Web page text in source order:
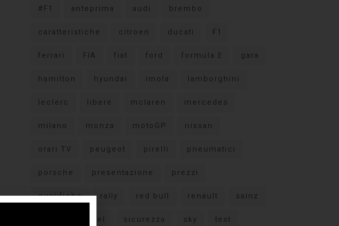
#F1 anteprima audi brembo
caratteristiche citroen ducati F1
ferrari FIA fiat ford formula E gara
hamilton hyundai imola lamborghini
leclerc libere mclaren mercedes
milano monza motoGP nissan
orari TV peugeot pirelli pneumatici
porsche presentazione prezzi
qualifiche rally red bull renault sainz
sebastian vettel sicurezza sky test